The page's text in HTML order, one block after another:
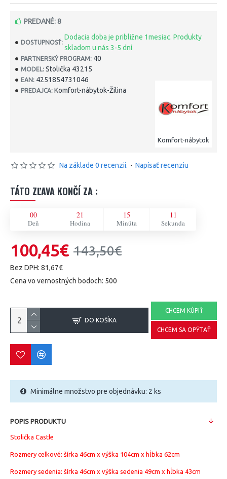
DOSTUPNOSŤ:
Dodacia doba je približne 1mesiac. Produkty
skladom u nás 3-5 dní
PARTNERSKÝ PROGRAM: 40
MODEL: Stolička 43215
EAN: 4251854731046
PREDAJCA: Komfort-nábytok-Žilina
Komfort-nábytok
PREDANÉ: 8
Na základe 0 recenzií. - Napísať recenziu
TÁTO ZĽAVA KONČÍ ZA :
00
Deň
21
Hodina
15
Minúta
11
Sekunda
100,45€ 143,50€
Bez DPH: 81,67€
Cena vo vernostných bodoch: 500
DO KOŠÍKA
CHCEM KÚPIŤ
CHCEM SA OPÝTAŤ
Minimálne množstvo pre objednávku: 2 ks
POPIS PRODUKTU
Stolička Castle
Rozmery celkové: šírka 46cm x výška 104cm x hĺbka 62cm
Rozmery sedenia: šírka 46cm x výška sedenia 49cm x hĺbka 43cm